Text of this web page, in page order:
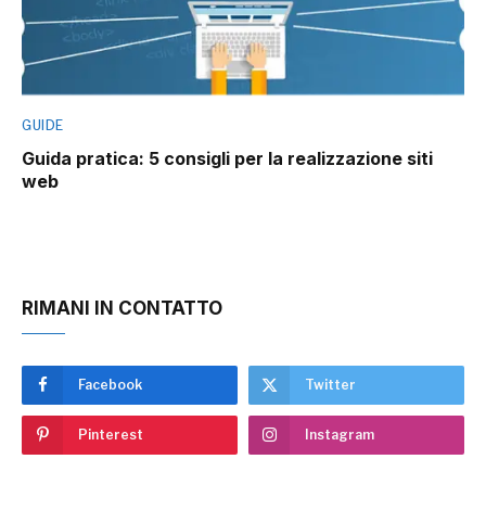
GUIDE
Guida pratica: 5 consigli per la realizzazione siti
web
RIMANI IN CONTATTO
Facebook Twitter
Pinterest Instagram